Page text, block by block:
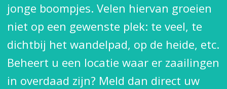
jonge boompjes. Velen hiervan groeien
niet op een gewenste plek: te veel, te
dichtbij het wandelpad, op de heide, etc.
Beheert u een locatie waar er zaailingen
in overdaad zijn? Meld dan direct uw